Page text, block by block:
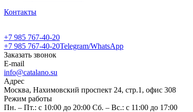
Контакты
+7 985 767-40-20
+7 985 767-40-20Telegram/WhatsApp
Заказать звонок
E-mail
info@catalano.su
Адрес
Москва, Нахимовский проспект 24, стр.1, офис 308
Режим работы
Пн. – Пт.: с 10:00 до 20:00 Сб. – Вс.: с 11:00 до 17:00